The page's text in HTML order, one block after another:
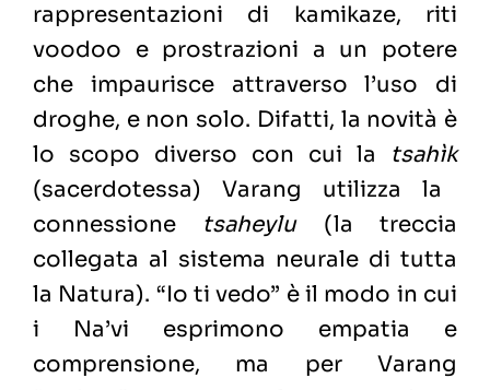
rappresentazioni di kamikaze, riti
voodoo e prostrazioni a un potere
che impaurisce attraverso l’uso di
droghe, e non solo. Difatti, la novità è
lo scopo diverso con cui la tsahìk
(sacerdotessa) Varang utilizza la
connessione tsaheylu(la treccia
collegata al sistema neurale di tutta
la Natura). “Io ti vedo” è il modo in cui
i Na’vi esprimono empatia e
comprensione, ma per Varang